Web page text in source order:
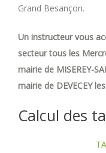
Grand Besançon.
Un instructeur vous
secteur tous les
mairie de MISEREY-
mairie de DEVECEY
Calcul des